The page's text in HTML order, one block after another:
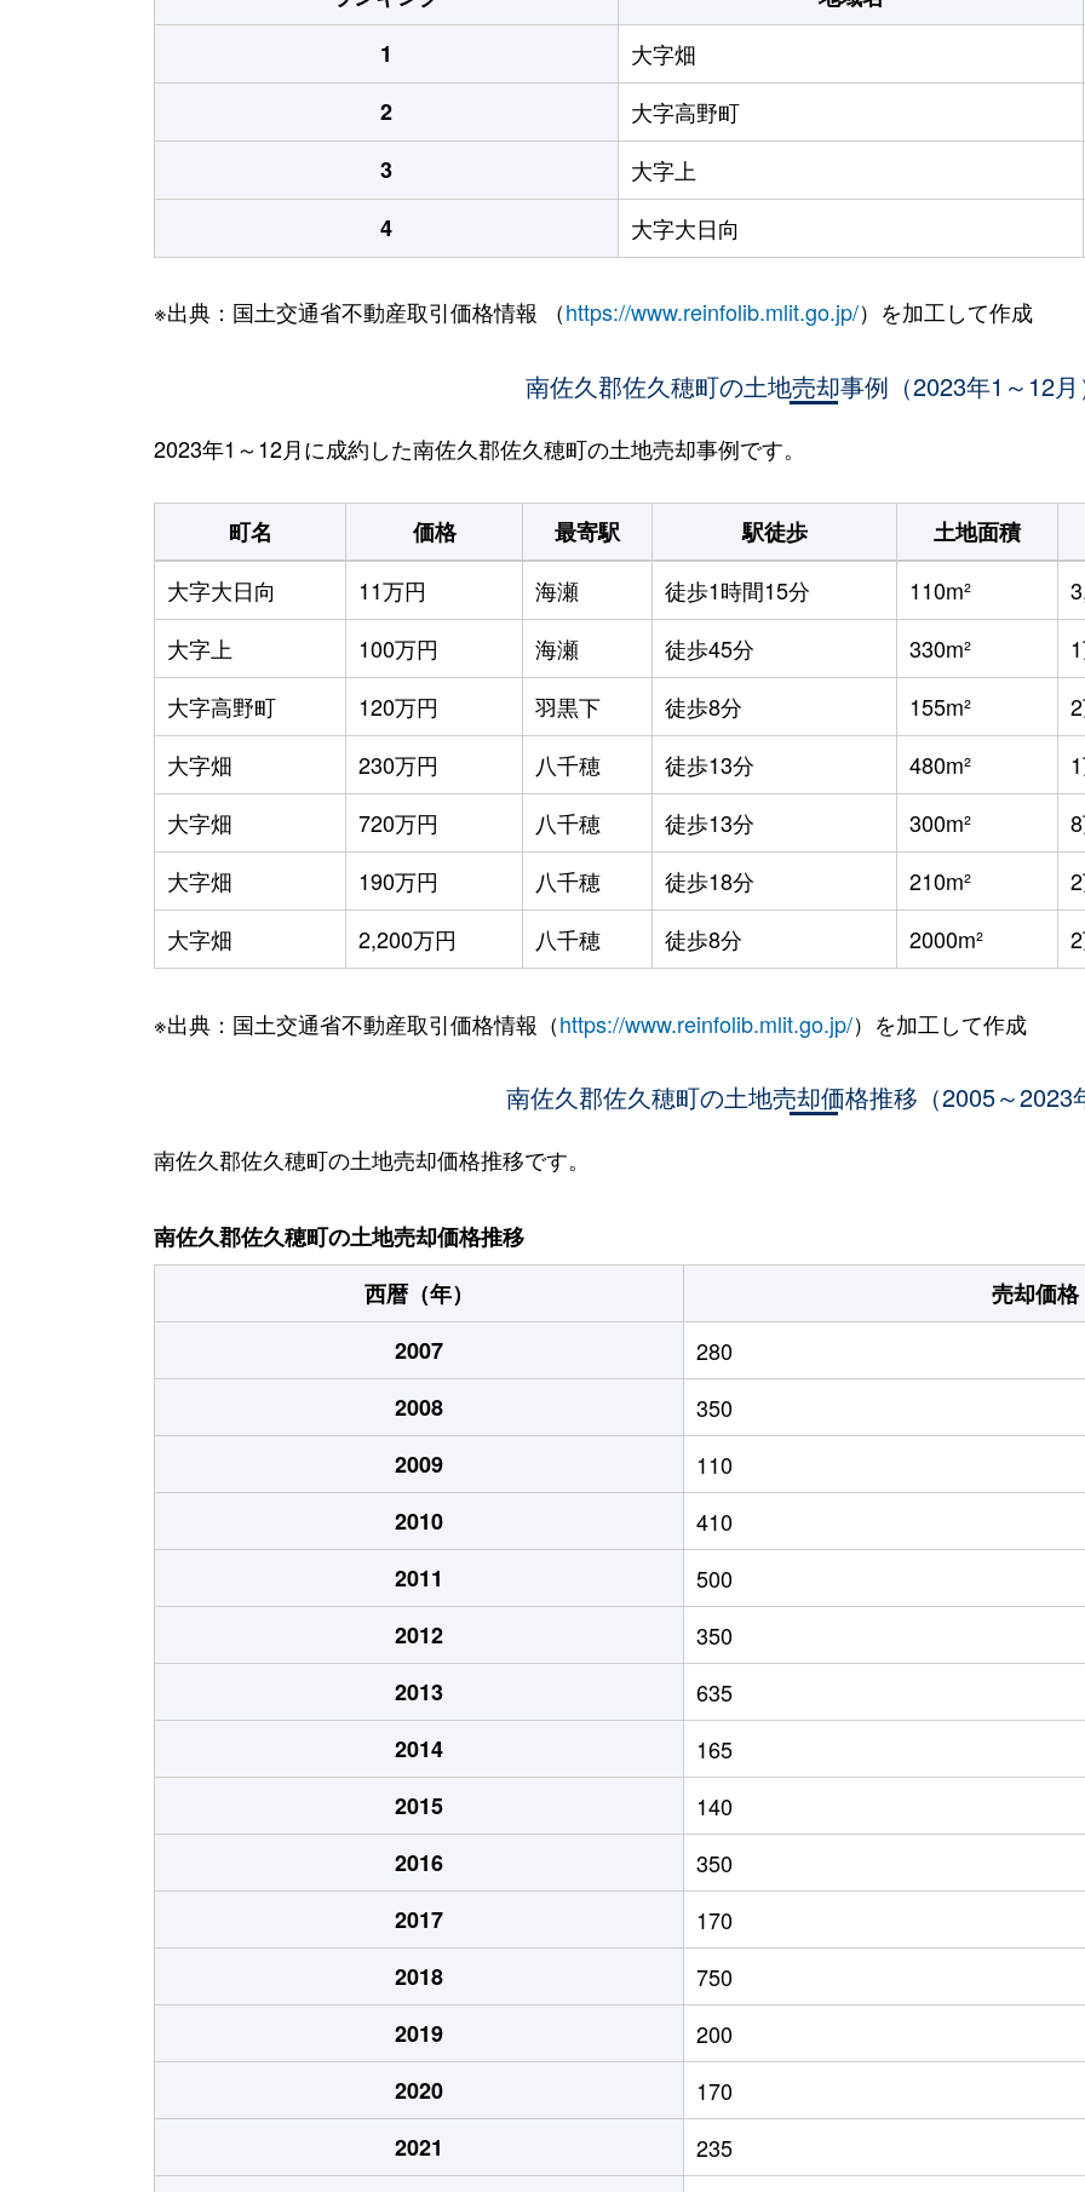
1
大字畑
2
大字高野町
3
大字上
4
大字大日向
※出典：国土交通省不動産取引価格情報 （https://www.reinfolib.mlit.go.jp/）を加工して作成
南佐久郡佐久穂町の土地売却事例（2023年1～12月
2023年1～12月に成約した南佐久郡佐久穂町の土地売却事例です。
町名 価格 最寄駅 駅徒歩 土地面積
大字大日向
11万円 海瀬 徒歩1時間15分 110m²
大字上
100万円 海瀬 徒歩45分 330m²
大字高野町
120万円 羽黒下 徒歩8分 155m²
大字畑
230万円 八千穂 徒歩13分 480m²
大字畑
720万円 八千穂 徒歩13分 300m²
大字畑
190万円 八千穂 徒歩18分 210m²
大字畑
2,200万円 八千穂 徒歩8分 2000m²
※出典：国土交通省不動産取引価格情報（https://www.reinfolib.mlit.go.jp/）を加工して作成
南佐久郡佐久穂町の土地売却価格推移（2005～2023
南佐久郡佐久穂町の土地売却価格推移です。
南佐久郡佐久穂町の土地売却価格推移
西暦（年）
売却価格
2007
280
2008
350
2009
110
2010
410
2011
500
2012
350
2013
635
2014
165
2015
140
2016
350
2017
170
2018
750
2019
200
2020
170
2021
235